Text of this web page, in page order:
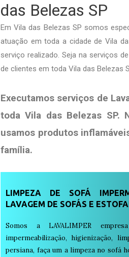
das Belezas SP
Em Vila das Belezas SP somos
atuação em toda a cidade de Vila
serviço realizado. Seja na serviços
de clientes em toda Vila das Belezas
Executamos serviços de
toda Vila das Belezas SP.
usamos produtos
família.
LIMPEZA DE SOFÁ
LAVAGEM DE SOFÁS E
Somos a LAVALIMPER
impermeabilização, higienização,
persiana, faça um a limpeza no sofá